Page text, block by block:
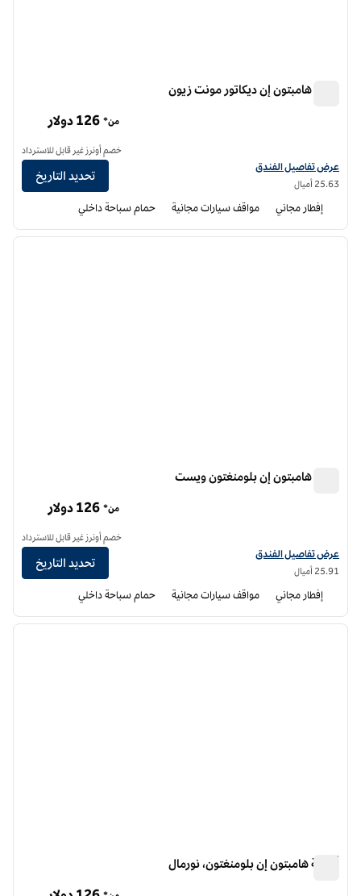
فندق هامبتون إن ديكاتور مونت زيون
عرض تفاصيل الفندق لفندق هامبتون إن ديكاتور ماونت زيون
عرض تفاصيل الفندق
25.63 أميال
من* 126 دولار
خصم أونرز غير قابل للاسترداد
تحديد التاريخ
إفطار مجاني مواقف سيارات مجانية حمام سباحة داخلي
1 من 12
الصورة
فندق هامبتون إن بلومنغتون ويست
عرض تفاصيل الفندق لفندق هامبتون إن بلومنغتون ويست
عرض تفاصيل الفندق
25.91 أميال
من* 126 دولار
خصم أونرز غير قابل للاسترداد
تحديد التاريخ
إفطار مجاني مواقف سيارات مجانية حمام سباحة داخلي
1 من 12
الصورة
أجنحة هامبتون إن بلومنغتون، نورمال